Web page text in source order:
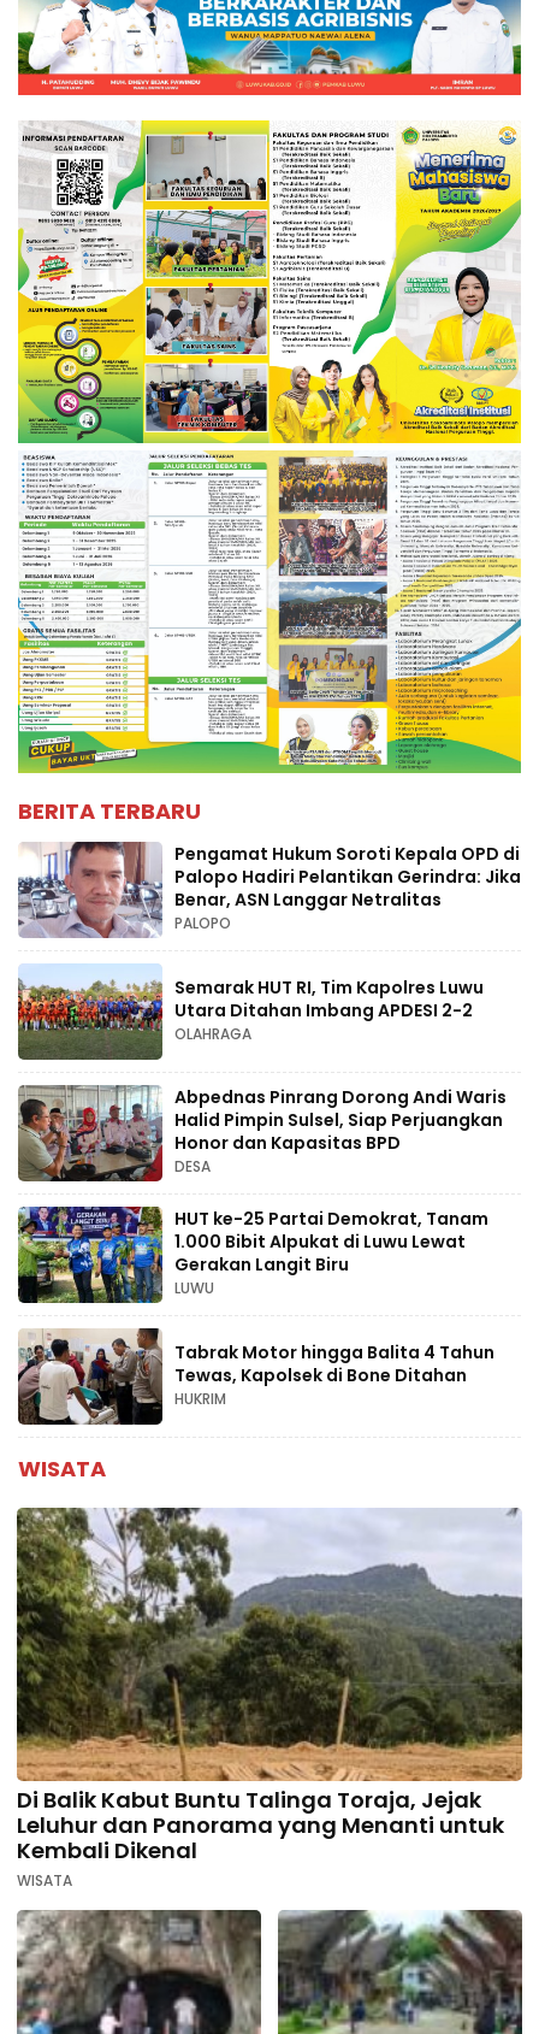
BERITA TERBARU
Pengamat Hukum Soroti Kepala OPD di
Palopo Hadiri Pelantikan Gerindra: Jika
Benar, ASN Langgar Netralitas
PALOPO
Semarak HUT RI, Tim Kapolres Luwu
Utara Ditahan Imbang APDESI 2-2
OLAHRAGA
Abpednas Pinrang Dorong Andi Waris
Halid Pimpin Sulsel, Siap Perjuangkan
Honor dan Kapasitas BPD
DESA
HUT ke-25 Partai Demokrat, Tanam
1.000 Bibit Alpukat di Luwu Lewat
Gerakan Langit Biru
LUWU
Tabrak Motor hingga Balita 4 Tahun
Tewas, Kapolsek di Bone Ditahan
HUKRIM
WISATA
Di Balik Kabut Buntu Talinga Toraja, Jejak
Leluhur dan Panorama yang Menanti untuk
Kembali Dikenal
WISATA